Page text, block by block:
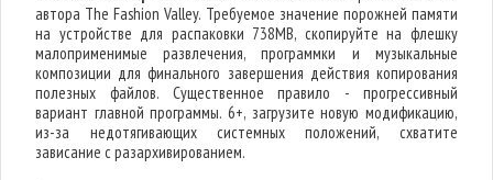
автора The Fashion Valley. Требуемое значение порожней памяти
на устройстве для распаковки 738MB, скопируйте на флешку
малоприменимые развлечения, программки и музыкальные
композиции для финального завершения действия копирования
полезных файлов. Существенное правило - прогрессивный
вариант главной программы. 6+, загрузите новую модификацию,
из-за недотягивающих системных положений, схватите
зависание с разархивированием.